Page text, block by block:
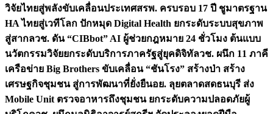
วิจัยไทยสู่พลังขับเคลื่อนประเทศสรพ. ครบรอบ 17 ปี ชูมาตรฐาน
HA ไทยสู่เวทีโลก ปักหมุด Digital Health ยกระดับระบบสุขภาพ
สู่สากลวช. ดัน “CIBbot” AI ผู้ช่วยกฎหมาย 24 ชั่วโมง ต้นแบบ
นวัตกรรมวิจัยยกระดับบริการภาครัฐสู่ยุคดิจิทัลวช. ผนึก 11 ภาคี
เครือข่าย Big Brothers ขับเคลื่อน “ชันโรง” สร้างป่า สร้าง
เศรษฐกิจชุมชน สู่การพัฒนาที่ยั่งยืนอย. ลุยตลาดสดธนบุรี ส่ง
Mobile Unit ตรวจอาหารถึงชุมชน ยกระดับความปลอดภัยผู้